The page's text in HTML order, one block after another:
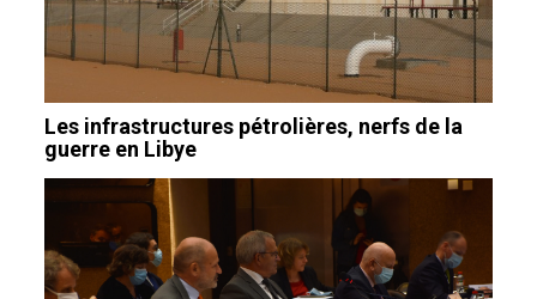
Les infrastructures pétrolières, nerfs de la
guerre en Libye